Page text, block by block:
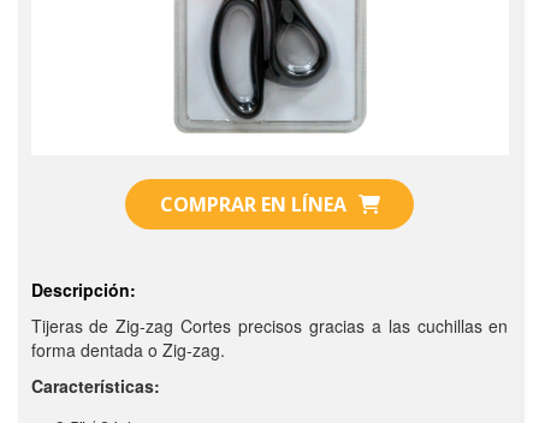
COMPRAR EN LÍNEA
Descripción:
Tijeras de Zig-zag Cortes precisos gracias a las cuchillas en
forma dentada o Zig-zag.
Características: